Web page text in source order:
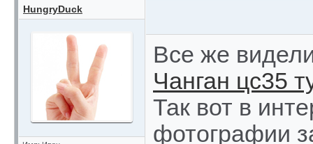
HungryDuck
Все же
Чанган цс35
Так вот в
фотографии